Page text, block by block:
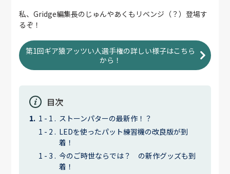
私、Gridge編集長のじゅんやあくもリベンジ（？）登場す
るぞ！
第1回ギア猿アッツい人選手権の詳しい様子はこちら
から！
目次
ストーンパターの最新作！？
LEDを使ったパット練習機の改良版が到
着！
今のご時世ならでは？ の新作グッズも到
着！